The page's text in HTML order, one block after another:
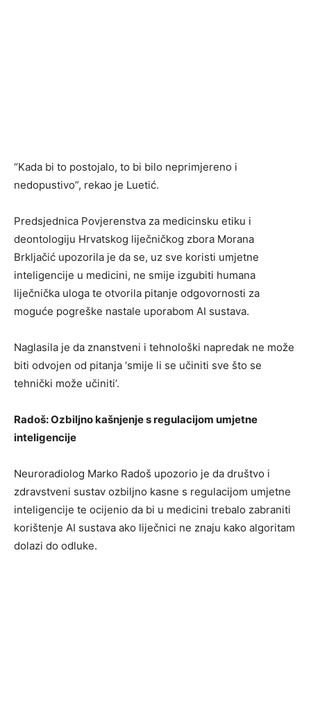
“Kada bi to postojalo, to bi bilo neprimjereno i
nedopustivo”, rekao je Luetić.
Predsjednica Povjerenstva za medicinsku etiku i
deontologiju Hrvatskog liječničkog zbora Morana
Brkljačić upozorila je da se, uz sve koristi umjetne
inteligencije u medicini, ne smije izgubiti humana
liječnička uloga te otvorila pitanje odgovornosti za
moguće pogreške nastale uporabom AI sustava.
Naglasila je da znanstveni i tehnološki napredak ne može
biti odvojen od pitanja ‘smije li se učiniti sve što se
tehnički može učiniti’.
Radoš: Ozbiljno kašnjenje s regulacijom umjetne
inteligencije
Neuroradiolog Marko Radoš upozorio je da društvo i
zdravstveni sustav ozbiljno kasne s regulacijom umjetne
inteligencije te ocijenio da bi u medicini trebalo zabraniti
korištenje AI sustava ako liječnici ne znaju kako algoritam
dolazi do odluke.